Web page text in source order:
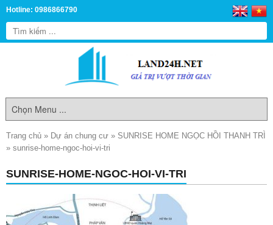
Hotline: 0986866790
Trang chủ » Dự án chung cư » SUNRISE HOME NGỌC HỒI THANH TRÌ
» sunrise-home-ngoc-hoi-vi-tri
SUNRISE-HOME-NGOC-HOI-VI-TRI